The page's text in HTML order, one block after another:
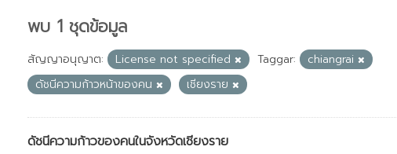
พบ 1 ชุดข้อมูล
สัญญาอนุญาต: License not specified Taggar:
chiangrai
ดัชนีความก้าวหน้าของคน
เชียงราย
ดัชนีความก้าวของคนในจังหวัดเชียงราย